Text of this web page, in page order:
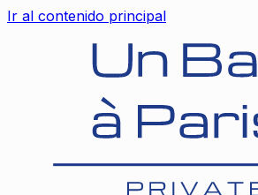
Ir al contenido principal